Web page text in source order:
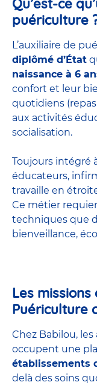
Qu’est-ce
puériculture
L’auxiliaire de
diplômé d’État
naissance à 6
confort et leur
quotidiens
aux activités
socialisation.
Toujours intégré
éducateurs,
travaille en
Ce métier
techniques que
bienveillance,
Les missions
Puériculture
Chez Babilou,
occupent une
établissements
delà des soins